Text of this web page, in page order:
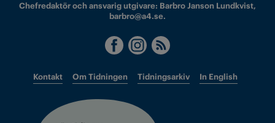
Chefredaktör och ansvarig utgivare: Barbro Janson Lundkvist,
barbro@a4.se.
Kontakt Om Tidningen Tidningsarkiv In English